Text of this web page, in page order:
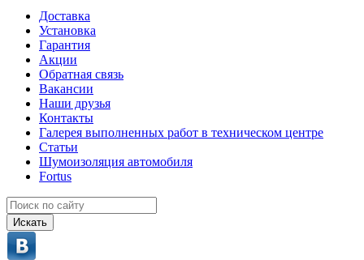
Доставка
Установка
Гарантия
Акции
Обратная связь
Вакансии
Наши друзья
Контакты
Галерея выполненных работ в техническом центре
Статьи
Шумоизоляция автомобиля
Fortus
Искать